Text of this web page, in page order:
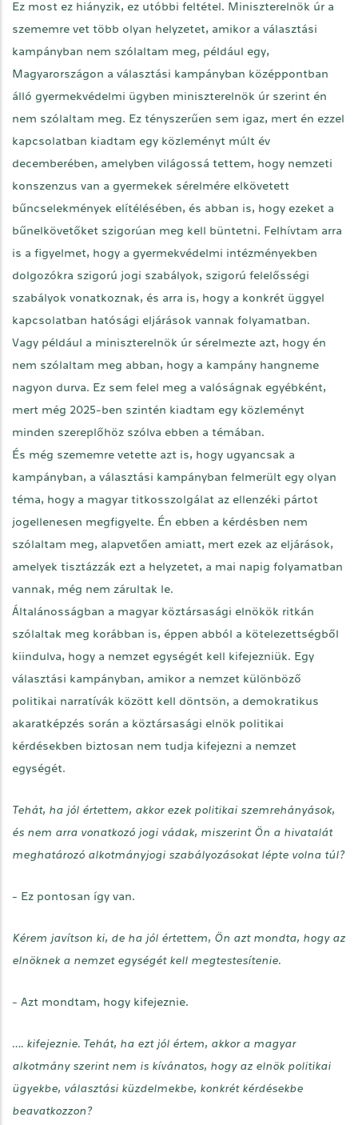
Ez most ez hiányzik, ez utóbbi feltétel. Miniszterelnök úr a
szememre vet több olyan helyzetet, amikor a választási
kampányban nem szólaltam meg, például egy,
Magyarországon a választási kampányban középpontban
álló gyermekvédelmi ügyben miniszterelnök úr szerint én
nem szólaltam meg. Ez tényszerűen sem igaz, mert én ezzel
kapcsolatban kiadtam egy közleményt múlt év
decemberében, amelyben világossá tettem, hogy nemzeti
konszenzus van a gyermekek sérelmére elkövetett
bűncselekmények elítélésében, és abban is, hogy ezeket a
bűnelkövetőket szigorúan meg kell büntetni. Felhívtam arra
is a figyelmet, hogy a gyermekvédelmi intézményekben
dolgozókra szigorú jogi szabályok, szigorú felelősségi
szabályok vonatkoznak, és arra is, hogy a konkrét üggyel
kapcsolatban hatósági eljárások vannak folyamatban.
Vagy például a miniszterelnök úr sérelmezte azt, hogy én
nem szólaltam meg abban, hogy a kampány hangneme
nagyon durva. Ez sem felel meg a valóságnak egyébként,
mert még 2025-ben szintén kiadtam egy közleményt
minden szereplőhöz szólva ebben a témában.
És még szememre vetette azt is, hogy ugyancsak a
kampányban, a választási kampányban felmerült egy olyan
téma, hogy a magyar titkosszolgálat az ellenzéki pártot
jogellenesen megfigyelte. Én ebben a kérdésben nem
szólaltam meg, alapvetően amiatt, mert ezek az eljárások,
amelyek tisztázzák ezt a helyzetet, a mai napig folyamatban
vannak, még nem zárultak le.
Általánosságban a magyar köztársasági elnökök ritkán
szólaltak meg korábban is, éppen abból a kötelezettségből
kiindulva, hogy a nemzet egységét kell kifejezniük. Egy
választási kampányban, amikor a nemzet különböző
politikai narratívák között kell döntsön, a demokratikus
akaratképzés során a köztársasági elnök politikai
kérdésekben biztosan nem tudja kifejezni a nemzet
egységét.
Tehát, ha jól értettem, akkor ezek politikai szemrehányások,
és nem arra vonatkozó jogi vádak, miszerint Ön a hivatalát
meghatározó alkotmányjogi szabályozásokat lépte volna túl?
- Ez pontosan így van.
Kérem javítson ki, de ha jól értettem, Ön azt mondta, hogy az
elnöknek a nemzet egységét kell megtestesítenie.
- Azt mondtam, hogy kifejeznie.
…. kifejeznie. Tehát, ha ezt jól értem, akkor a magyar
alkotmány szerint nem is kívánatos, hogy az elnök politikai
ügyekbe, választási küzdelmekbe, konkrét kérdésekbe
beavatkozzon?